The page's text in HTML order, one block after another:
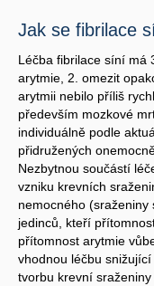
Jak se fibrilace
Léčba fibrilace síní má
arytmie, 2. omezit
arytmii nebilo příliš
především mozkové
individuálně podle
přidružených
Nezbytnou součástí
vzniku krevních
nemocného (sraženiny
jedinců, kteří
přítomnost arytmie
vhodnou léčbu
tvorbu krevní